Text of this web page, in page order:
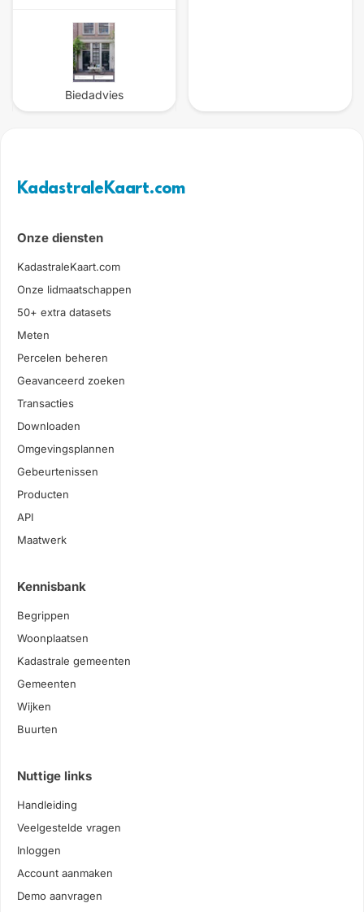
Biedadvies
KadastraleKaart.com
Onze diensten
KadastraleKaart.com
Onze lidmaatschappen
50+ extra datasets
Meten
Percelen beheren
Geavanceerd zoeken
Transacties
Downloaden
Omgevingsplannen
Gebeurtenissen
Producten
API
Maatwerk
Kennisbank
Begrippen
Woonplaatsen
Kadastrale gemeenten
Gemeenten
Wijken
Buurten
Nuttige links
Handleiding
Veelgestelde vragen
Inloggen
Account aanmaken
Demo aanvragen